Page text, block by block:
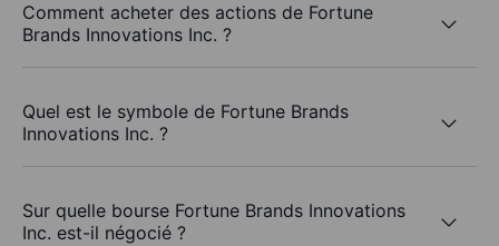
Comment acheter des actions de Fortune
Brands Innovations Inc. ?
Quel est le symbole de Fortune Brands
Innovations Inc. ?
Sur quelle bourse Fortune Brands Innovations
Inc. est-il négocié ?